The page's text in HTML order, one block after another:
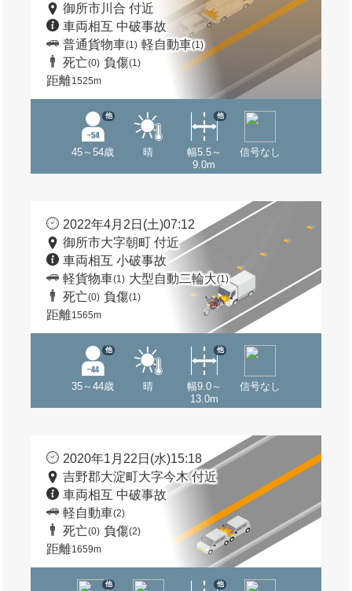
御所市川合 付近
車両相互 中破事故
普通貨物車(1) 軽自動車(1)
死亡(0) 負傷(1)
距離1525m
45～54歳
他
晴
幅5.5～
9.0m
他
信号なし
2022年4月2日(土)07:12
御所市大字朝町 付近
車両相互 小破事故
軽貨物車(1) 大型自動二輪大(1)
死亡(0) 負傷(1)
距離1565m
35～44歳
他
晴
幅9.0～
13.0m
他
信号なし
2020年1月22日(水)15:18
吉野郡大淀町大字今木 付近
車両相互 中破事故
軽自動車(2)
死亡(0) 負傷(2)
距離1659m
他 他